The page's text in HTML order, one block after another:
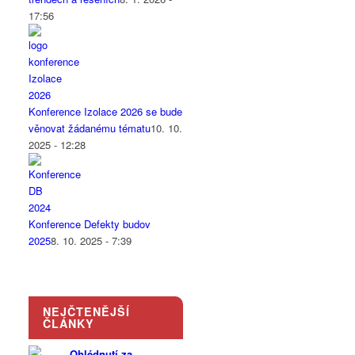
17:56
Konference Izolace 2026 se bude
věnovat žádanému tématu10. 10.
2025 - 12:28
Konference Defekty budov
20258. 10. 2025 - 7:39
NEJČTENĚJŠÍ
ČLÁNKY